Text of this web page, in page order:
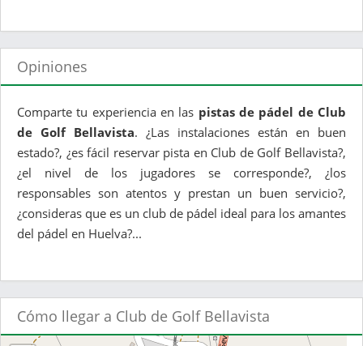
Opiniones
Comparte tu experiencia en las pistas de pádel de Club
de Golf Bellavista. ¿Las instalaciones están en buen
estado?, ¿es fácil reservar pista en Club de Golf Bellavista?,
¿el nivel de los jugadores se corresponde?, ¿los
responsables son atentos y prestan un buen servicio?,
¿consideras que es un club de pádel ideal para los amantes
del pádel en Huelva?...
Cómo llegar a Club de Golf Bellavista